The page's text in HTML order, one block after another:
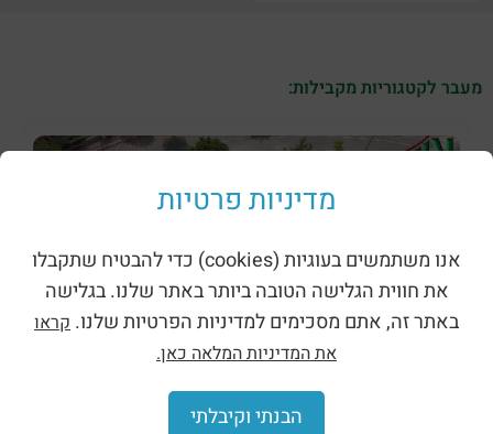
מעבר לקטגוריות מקבילות:
הצללות וסככות
מדיניות פרטיות
אנו משתמשים בעוגיות (cookies) כדי להבטיח שתקבלו
את חווית הגלישה הטובה ביותר באתר שלנו. בגלישה
באתר זה, אתם מסכימים למדיניות הפרטיות שלנו. קראו
את המדיניות המלאה כאן.
הבנתי וקיבלתי